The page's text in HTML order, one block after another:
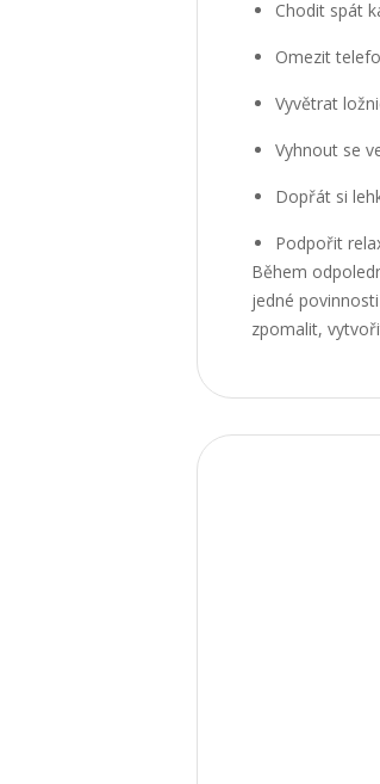
Chodit spát
Omezit
Vyvětrat
Vyhnout se
Dopřát si
Podpořit
Během
jedné
zpomalit,